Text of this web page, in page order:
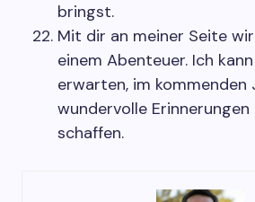
bringst.
Mit dir an meiner Seite
einem Abenteuer. Ich
erwarten, im kommenden
wundervolle
schaffen.